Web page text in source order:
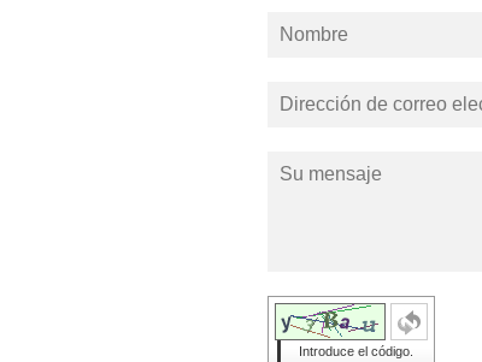
Introduce el código.